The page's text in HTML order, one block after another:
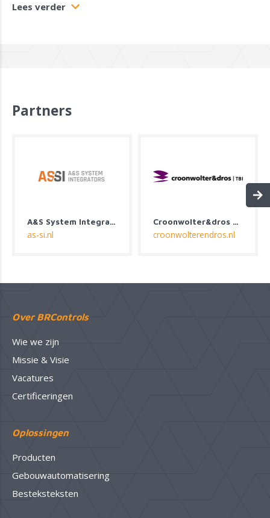
Lees verder
Partners
A&S System Integrators
as-si.nl
Croonwolter&dros B.V.
croonwolterendros.nl
Over BRControls
Wie we zijn
Missie & Visie
Vacatures
Certificeringen
Oplossingen
Producten
Gebouwautomatisering
Besteksteksten